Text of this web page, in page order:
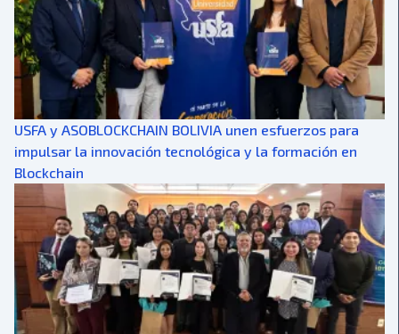
USFA y ASOBLOCKCHAIN BOLIVIA unen esfuerzos para
impulsar la innovación tecnológica y la formación en
Blockchain